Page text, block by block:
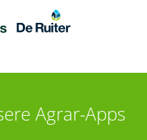
Agrar-Apps